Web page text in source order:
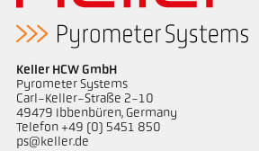
Keller HCW GmbH
Pyrometer Systems
Carl-Keller-Straße 2-10
49479 Ibbenbüren, Germany
Telefon +49 (0) 5451 850
ps@keller.de